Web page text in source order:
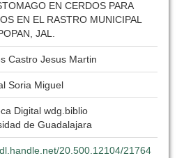
EN CERDOS PARA
EN EL RASTRO MUNICIPAL
JAL.
Castro Jesus Martin
Soria Miguel
Digital wdg.biblio
de Guadalajara
20.500.12104/21764